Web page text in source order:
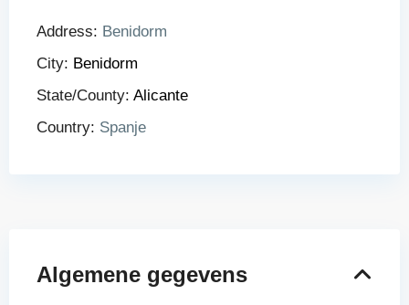
Address: Benidorm
City: Benidorm
State/County: Alicante
Country: Spanje
Algemene gegevens